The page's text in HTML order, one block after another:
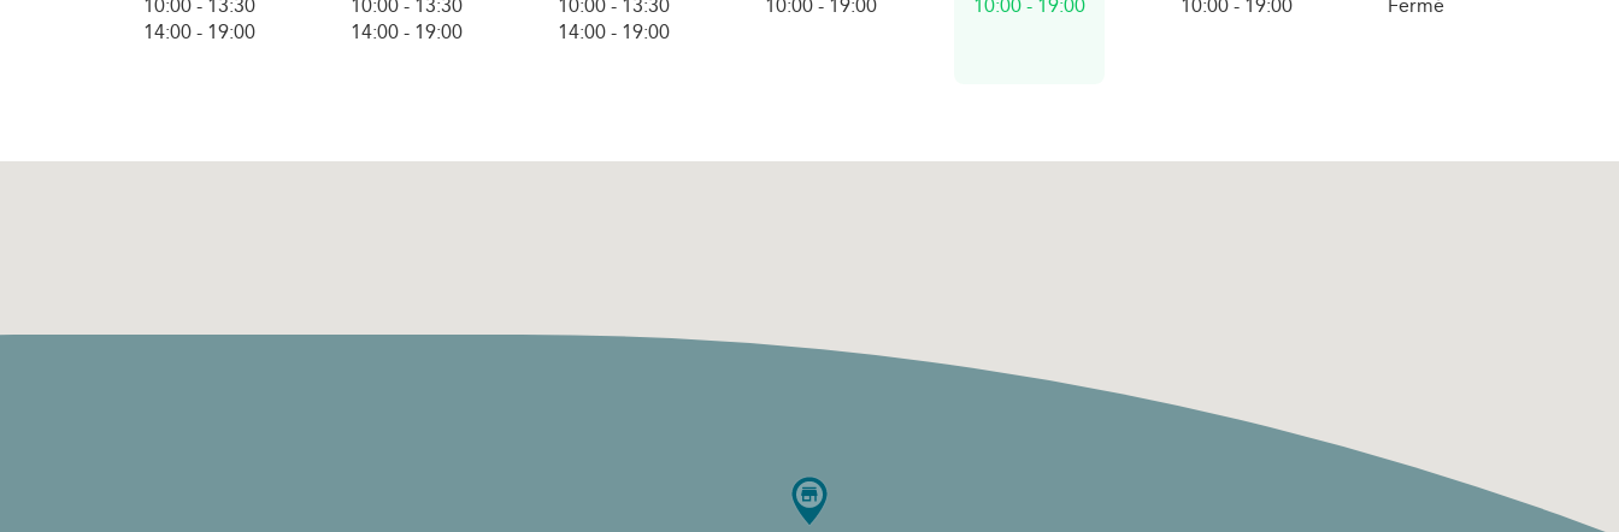
10:00 - 13:30
14:00 - 19:00
10:00 - 13:30
14:00 - 19:00
10:00 - 13:30
14:00 - 19:00
10:00 - 19:00
d'aujourd'hui
10:00 - 19:00
10:00 - 19:00
Fermé